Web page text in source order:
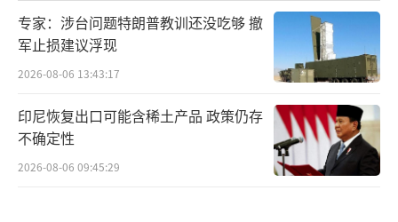
赖屏幕和键盘，而是通过意念与世界直接对
话。未来的交互形态正在悄然改变，而马斯
克，不过是先敲响了那一声锣。（责任编辑：张佳
专家：涉台问题特朗普教训还没吃够 撤
军止损建议浮现
2026-08-06 13:43:17
印尼恢复出口可能含稀土产品 政策仍存
不确定性
2026-08-06 09:45:29